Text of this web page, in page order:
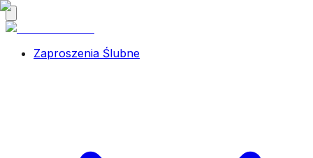
Zaproszenia Ślubne